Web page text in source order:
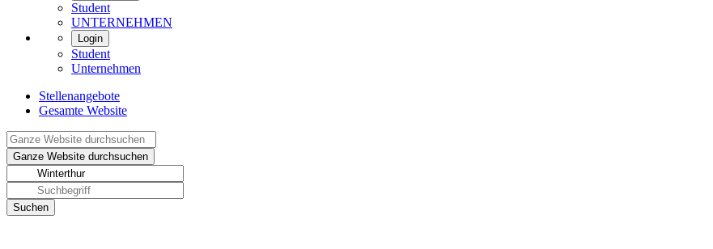
Student
UNTERNEHMEN
Login
Student
Unternehmen
Stellenangebote
Gesamte Website